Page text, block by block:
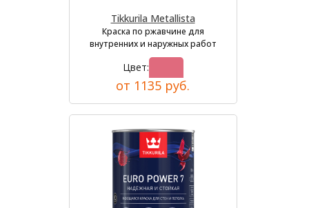
Tikkurila Metallista
Краска по ржавчине для
внутренних и наружных работ
Цвет:
от 1135 руб.